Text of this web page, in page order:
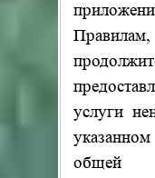
услуги
общей